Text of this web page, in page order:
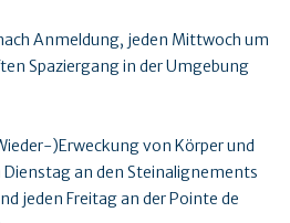
Anmeldung, jeden Mittwoch um
Spaziergang in der Umgebung
)Erweckung von Körper und
an den Steinalignements
jeden Freitag an der Pointe de